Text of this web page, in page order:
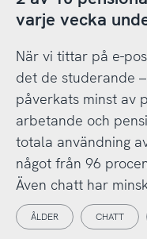
varje vecka
När vi tittar på e-
det de studerande
påverkats minst av
arbetande och
totala användning
något från 96
Även chatt har
ÅLDER CHATT